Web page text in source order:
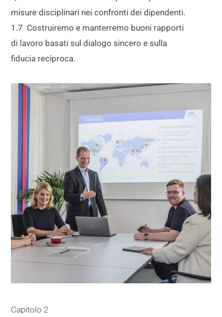
misure disciplinari nei confronti dei dipendenti.
1.7 Costruiremo e manterremo buoni rapporti
di lavoro basati sul dialogo sincero e sulla
fiducia reciproca.
Capitolo 2